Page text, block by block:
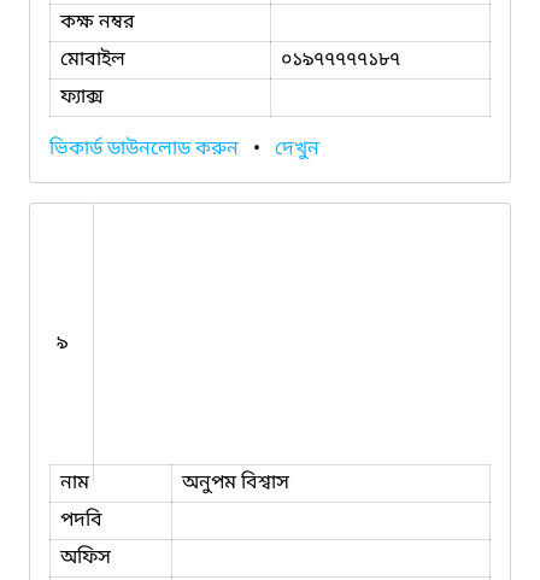
কক্ষ নম্বর
মোবাইল
০১৯৭৭৭৭৭১৮৭
ফ্যাক্স
ভিকার্ড ডাউনলোড করুন • দেখুন
৯
নাম
অনুপম বিশ্বাস
পদবি
অফিস